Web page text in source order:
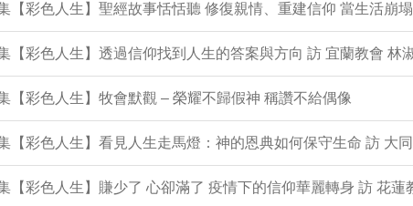
【彩色人生】聖經故事恬恬聽 修復親情、重建信仰 當生活崩
【彩色人生】透過信仰找到人生的答案與方向 訪 宜蘭教會 林
【彩色人生】牧會默觀 – 榮耀不歸假神 稱讚不給偶像
【彩色人生】看見人生走馬燈：神的恩典如何保守生命 訪 大
【彩色人生】賺少了 心卻滿了 疫情下的信仰華麗轉身 訪 花蓮